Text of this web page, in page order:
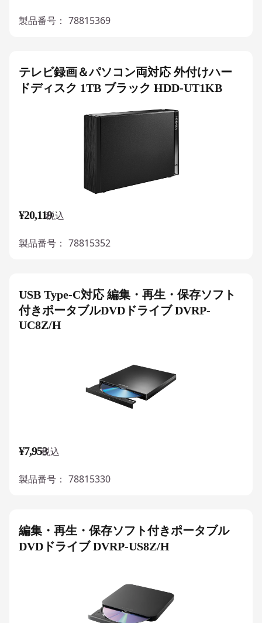
製品番号： 78815369
テレビ録画＆パソコン両対応 外付けハー
ドディスク 1TB ブラック HDD-UT1KB
¥20,119税込
製品番号： 78815352
USB Type-C対応 編集・再生・保存ソフト
付きポータブルDVDドライブ DVRP-
UC8Z/H
¥7,953税込
製品番号： 78815330
編集・再生・保存ソフト付きポータブル
DVDドライブ DVRP-US8Z/H